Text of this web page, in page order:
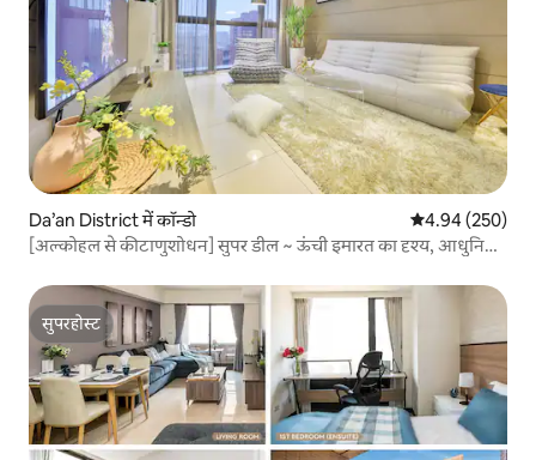
Da’an District में कॉन्डो औसत रेटिंग 5 में से
4.94 (250)
[अल्कोहल से कीटाणुशोधन] सुपर डील ~ ऊंची इमारत का दृश्य, आधुनिक
मिनट दूर
सुपरहोस्ट
सुपरहोस्ट